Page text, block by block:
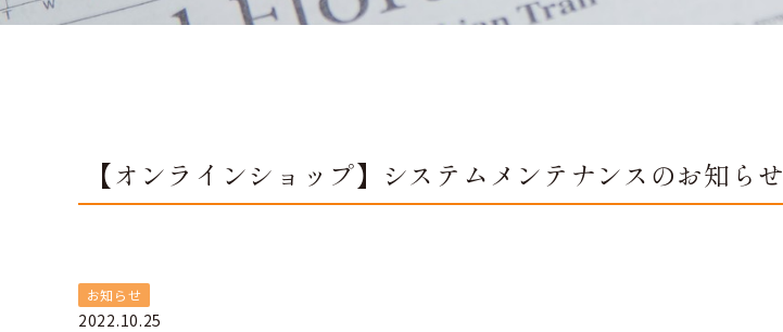
【オンラインショップ】システムメンテナンスのお知らせ
お知らせ
2022.10.25